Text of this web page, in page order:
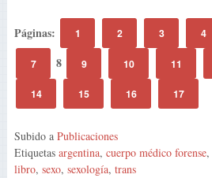
Páginas: 1 2 3 4
7 8 9 10 11
14 15 16 17
Subido a Publicaciones
Etiquetas argentina, cuerpo médico forense,
libro, sexo, sexología, trans